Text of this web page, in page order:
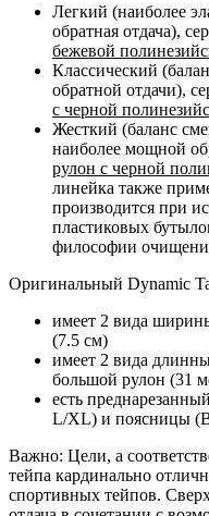
Легкий (наиболее
обратная отдача),
бежевой
Классический
обратной отдачи),
с черной
Жесткий (баланс
наиболее мощной
рулон с черной
линейка также
производится при
пластиковых
философии
Оригинальный Dynamic
имеет 2 вида
(7.5 см)
имеет 2 вида
большой рулон (31
есть
L/XL) и поясницы
Важно: Цели, а
тейпа кардинально
спортивных тейпов.